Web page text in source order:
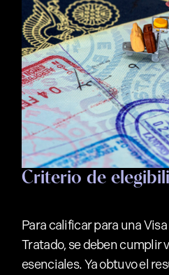
Criterio de
Para calificar para una
Tratado, se deben cumplir
esenciales. Ya obtuvo el